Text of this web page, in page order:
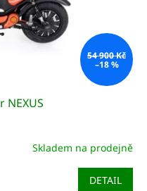
54 900 Kč
–18 %
NEXUS
Skladem na prodejně
DETAIL